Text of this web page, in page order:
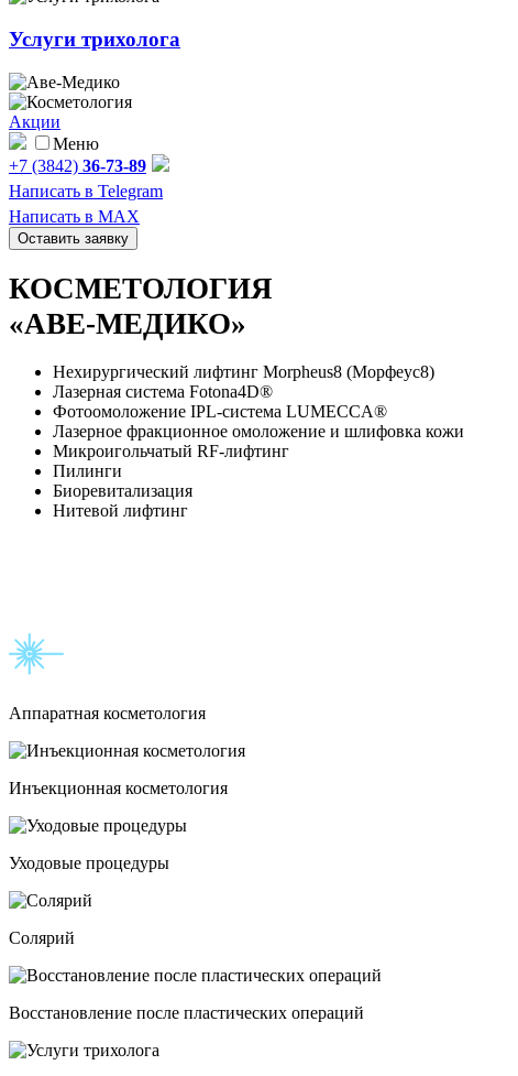
Услуги трихолога
Акции
Меню
+7 (3842) 36-73-89
Написать в Telegram
Написать в MAX
Оставить заявку
КОСМЕТОЛОГИЯ
«АВЕ-МЕДИКО»
Нехирургический лифтинг Morpheus8 (Морфеус8)
Лазерная система Fotona4D®
Фотоомоложение IPL-система LUMECCA®
Лазерное фракционное омоложение и шлифовка кожи
Микроигольчатый RF-лифтинг
Пилинги
Биоревитализация
Нитевой лифтинг
Аппаратная косметология
Инъекционная косметология
Уходовые процедуры
Солярий
Восстановление после пластических операций